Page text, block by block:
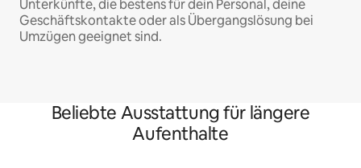
Unterkünfte, die bestens für dein Personal, deine
Geschäftskontakte oder als Übergangslösung bei
Umzügen geeignet sind.
Beliebte Ausstattung für längere
Aufenthalte